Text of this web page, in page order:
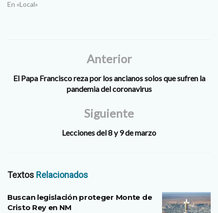
En «Local»
Anterior
El Papa Francisco reza por los ancianos solos que sufren la
pandemia del coronavirus
Siguiente
Lecciones del 8 y 9 de marzo
Textos Relacionados
Buscan legislación proteger Monte de
Cristo Rey en NM